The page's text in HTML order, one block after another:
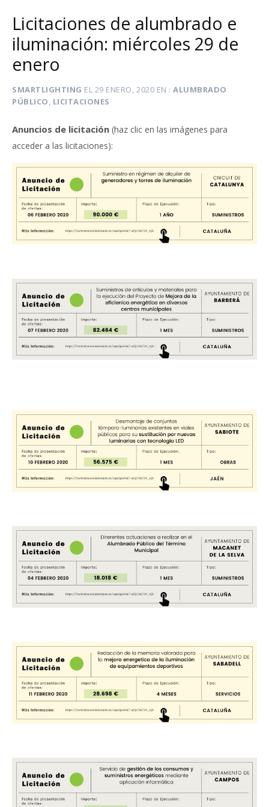
Licitaciones de alumbrado e
iluminación: miércoles 29 de
enero
SMARTLIGHTING EL 29 ENERO, 2020 EN
ALUMBRADO
PÚBLICO, LICITACIONES
Anuncios de licitación (haz clic en las imágenes para
acceder a las licitaciones):